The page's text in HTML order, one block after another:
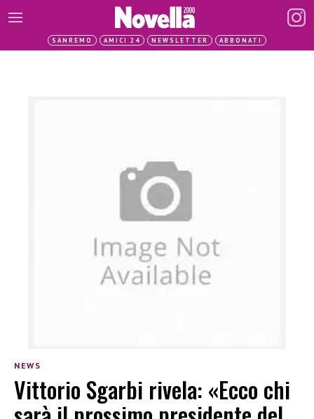
SANREMO AMICI 24 NEWSLETTER ABBONATI
NEWS
Vittorio Sgarbi rivela: «Ecco chi